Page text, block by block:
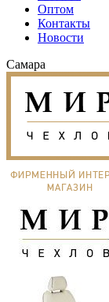
Оптом
Контакты
Новости
Самара